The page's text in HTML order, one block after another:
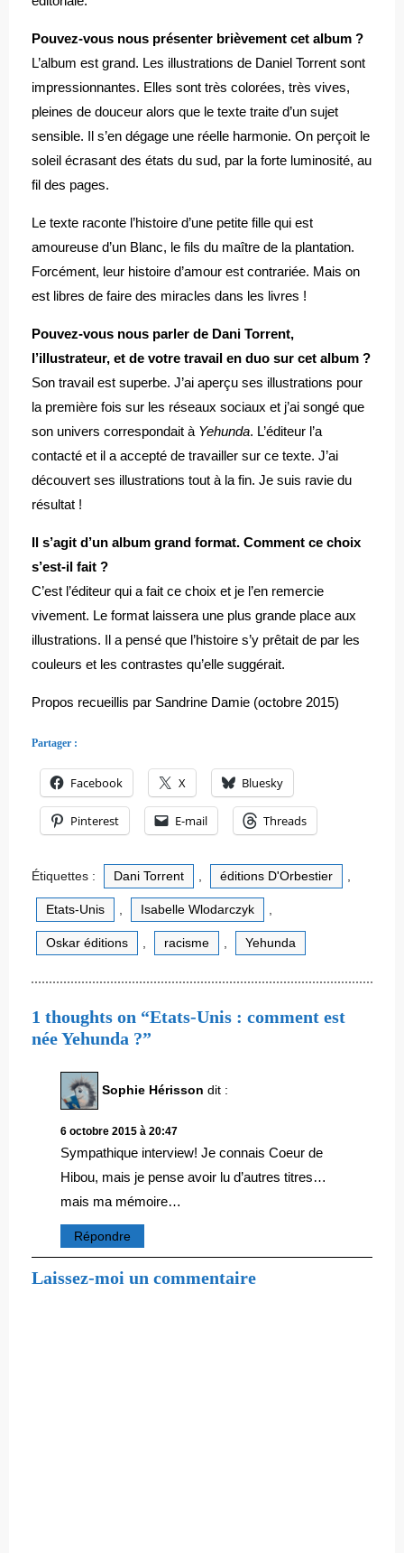
Pouvez-vous nous présenter brièvement cet album ?
L’album est grand. Les illustrations de Daniel Torrent sont
impressionnantes. Elles sont très colorées, très vives,
pleines de douceur alors que le texte traite d’un sujet
sensible. Il s’en dégage une réelle harmonie. On perçoit le
soleil écrasant des états du sud, par la forte luminosité, au
fil des pages.
Le texte raconte l’histoire d’une petite fille qui est
amoureuse d’un Blanc, le fils du maître de la plantation.
Forcément, leur histoire d’amour est contrariée. Mais on
est libres de faire des miracles dans les livres !
Pouvez-vous nous parler de Dani Torrent,
l’illustrateur, et de votre travail en duo sur cet album ?
Son travail est superbe. J’ai aperçu ses illustrations pour
la première fois sur les réseaux sociaux et j’ai songé que
son univers correspondait à Yehunda. L’éditeur l’a
contacté et il a accepté de travailler sur ce texte. J’ai
découvert ses illustrations tout à la fin. Je suis ravie du
résultat !
Il s’agit d’un album grand format. Comment ce choix
s’est-il fait ?
C’est l’éditeur qui a fait ce choix et je l’en remercie
vivement. Le format laissera une plus grande place aux
illustrations. Il a pensé que l’histoire s’y prêtait de par les
couleurs et les contrastes qu’elle suggérait.
Propos recueillis par Sandrine Damie (octobre 2015)
Partager :
Facebook X Bluesky
Pinterest E-mail Threads
Étiquettes : Dani Torrent éditions D'Orbestier
Etats-Unis Isabelle Wlodarczyk
Oskar éditions racisme Yehunda
1 thoughts on “Etats-Unis : comment est
née Yehunda ?”
Sophie Hérisson dit :
6 octobre 2015 à 20:47
Sympathique interview! Je connais Coeur de
Hibou, mais je pense avoir lu d’autres titres…
mais ma mémoire…
Répondre
Laissez-moi un commentaire